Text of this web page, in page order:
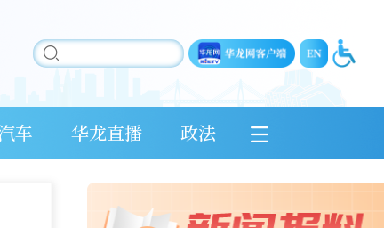
车 华龙直播 政法